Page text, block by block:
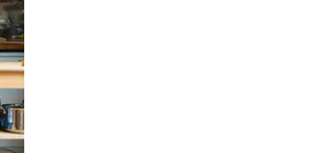
o dedo na tela.